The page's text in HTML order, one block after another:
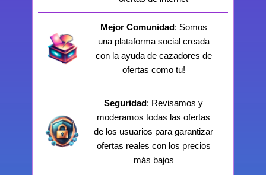
Mejor Comunidad: Somos
una plataforma social creada
con la ayuda de cazadores de
ofertas como tu!
Seguridad: Revisamos y
moderamos todas las ofertas
de los usuarios para garantizar
ofertas reales con los precios
más bajos